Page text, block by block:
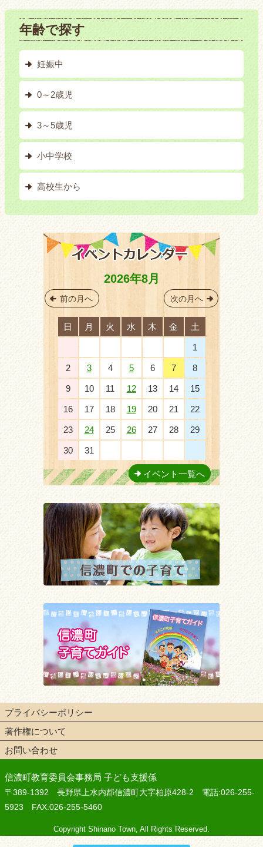
年齢で探す
妊娠中
0～2歳児
3～5歳児
小中学校
高校生から
前の月へ 次の月へ
2026年8月
日 月 火 水 木 金 土
1
2 3 4 5 6 7 8
9 10 11 12 13 14 15
16 17 18 19 20 21 22
23 24 25 26 27 28 29
30 31
イベント一覧へ
プライバシーポリシー
著作権について
お問い合わせ
信濃町教育委員会事務局 子ども支援係
〒389-1392 長野県上水内郡信濃町大字柏原428-2 電話:026-255-
5923 FAX:026-255-5460
Copyright Shinano Town, All Rights Reserved.